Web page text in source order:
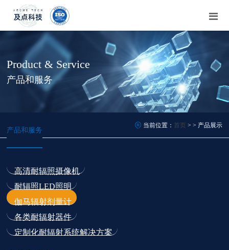
Product & Service
产品和服务
产品和服务
当前位置： 首页 > > 产品展示
高清耐辐照摄像机
耐辐照LED照明
伽马辐射剂量计
各类耐辐射器件
定制化耐辐射系统解决方案